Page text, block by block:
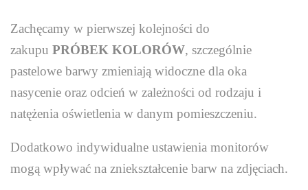
Zachęcamy w pierwszej kolejności do
zakupu PRÓBEK KOLORÓW, szczególnie
pastelowe barwy zmieniają widoczne dla oka
nasycenie oraz odcień w zależności od rodzaju i
natężenia oświetlenia w danym pomieszczeniu.
Dodatkowo indywidualne ustawienia monitorów
mogą wpływać na zniekształcenie barw na zdjęciach.